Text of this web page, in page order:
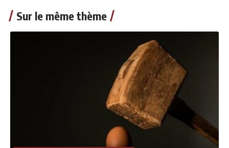
Sur le même thème